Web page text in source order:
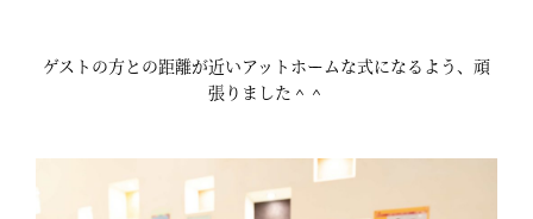
ゲストの方との距離が近いアットホームな式になるよう、頑
張りました＾＾